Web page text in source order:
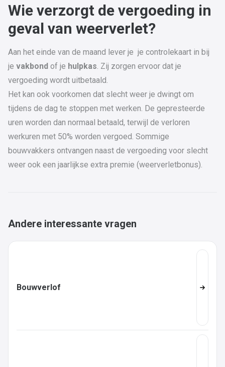
Wie verzorgt de vergoeding in
geval van weerverlet?
Aan het einde van de maand lever je je controlekaart in bij
je vakbond of je hulpkas. Zij zorgen ervoor dat je
vergoeding wordt uitbetaald.
Het kan ook voorkomen dat slecht weer je dwingt om
tijdens de dag te stoppen met werken. De gepresteerde
uren worden dan normaal betaald, terwijl de verloren
werkuren met 50% worden vergoed. Sommige
bouwvakkers ontvangen naast de vergoeding voor slecht
weer ook een jaarlijkse extra premie (weerverletbonus).
Andere interessante vragen
Bouwverlof